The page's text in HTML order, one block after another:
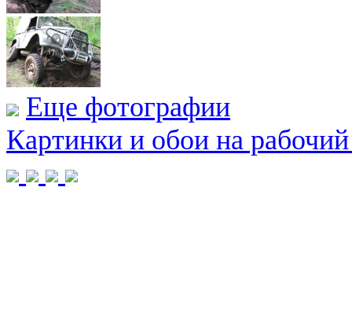
Еще фотографии
Картинки и обои на